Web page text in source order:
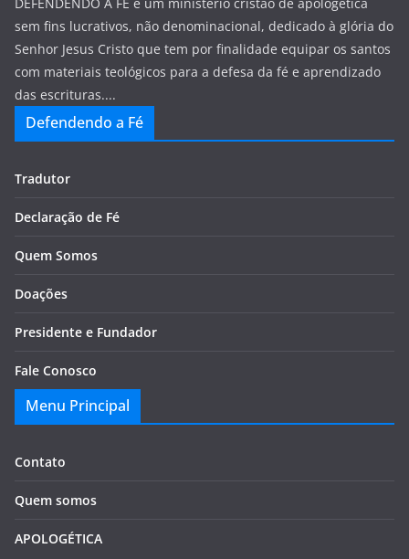
sem fins lucrativos, não denominacional, dedicado à glória do
Senhor Jesus Cristo que tem por finalidade equipar os santos
com materiais teológicos para a defesa da fé e aprendizado
das escrituras....
Defendendo a Fé
Tradutor
Declaração de Fé
Quem Somos
Doações
Presidente e Fundador
Fale Conosco
Menu Principal
Contato
Quem somos
APOLOGÉTICA